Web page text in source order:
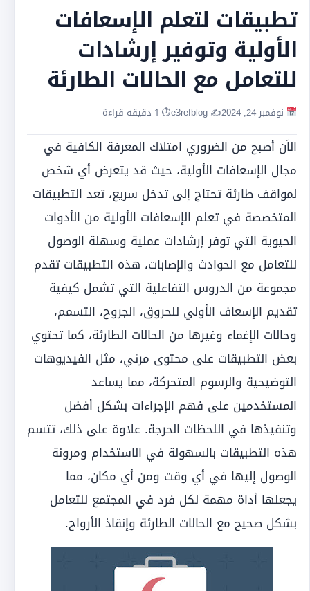
تطبيقات لتعلم الإسعافات
الأولية وتوفير إرشادات
للتعامل مع الحالات الطارئة
نوفمبر 24, 2024 ✍️ e3refblog ⏱ 1 دقيقة قراءة
الاَن أصبح من الضروري امتلاك المعرفة الكافية في
مجال الإسعافات الأولية، حيث قد يتعرض أي شخص
لمواقف طارئة تحتاج إلى تدخل سريع، تعد التطبيقات
المتخصصة في تعلم الإسعافات الأولية من الأدوات
الحيوية التي توفر إرشادات عملية وسهلة الوصول
للتعامل مع الحوادث والإصابات، هذه التطبيقات تقدم
مجموعة من الدروس التفاعلية التي تشمل كيفية
تقديم الإسعاف الأولي للحروق، الجروح، التسمم،
وحالات الإغماء وغيرها من الحالات الطارئة، كما تحتوي
بعض التطبيقات على محتوى مرئي، مثل الفيديوهات
التوضيحية والرسوم المتحركة، مما يساعد
المستخدمين على فهم الإجراءات بشكل أفضل
وتنفيذها في اللحظات الحرجة. علاوة على ذلك، تتسم
هذه التطبيقات بالسهولة في الاستخدام ومرونة
الوصول إليها في أي وقت ومن أي مكان، مما
يجعلها أداة مهمة لكل فرد في المجتمع للتعامل
بشكل صحيح مع الحالات الطارئة وإنقاذ الأرواح.